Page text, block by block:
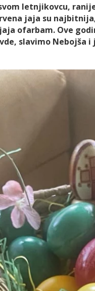
letnjikovcu,
jaja su
ofarbam. Ove
slavimo Nebojša